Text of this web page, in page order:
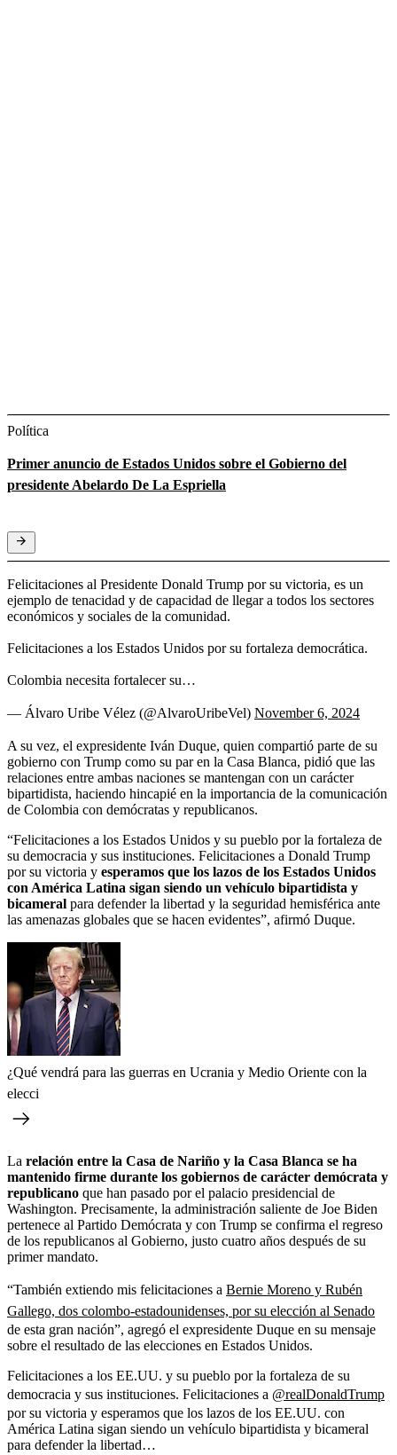
Política
Primer anuncio de Estados Unidos sobre el Gobierno del
presidente Abelardo De La Espriella
Felicitaciones al Presidente Donald Trump por su victoria, es un
ejemplo de tenacidad y de capacidad de llegar a todos los sectores
económicos y sociales de la comunidad.
Felicitaciones a los Estados Unidos por su fortaleza democrática.
Colombia necesita fortalecer su…
— Álvaro Uribe Vélez (@AlvaroUribeVel) November 6, 2024
A su vez, el expresidente Iván Duque, quien compartió parte de su
gobierno con Trump como su par en la Casa Blanca, pidió que las
relaciones entre ambas naciones se mantengan con un carácter
bipartidista, haciendo hincapié en la importancia de la comunicación
de Colombia con demócratas y republicanos.
“Felicitaciones a los Estados Unidos y su pueblo por la fortaleza de
su democracia y sus instituciones. Felicitaciones a Donald Trump
por su victoria y esperamos que los lazos de los Estados Unidos
con América Latina sigan siendo un vehículo bipartidista y
bicameral para defender la libertad y la seguridad hemisférica ante
las amenazas globales que se hacen evidentes”, afirmó Duque.
¿Qué vendrá para las guerras en Ucrania y Medio Oriente con la
elecci
La relación entre la Casa de Nariño y la Casa Blanca se ha
mantenido firme durante los gobiernos de carácter demócrata y
republicano que han pasado por el palacio presidencial de
Washington. Precisamente, la administración saliente de Joe Biden
pertenece al Partido Demócrata y con Trump se confirma el regreso
de los republicanos al Gobierno, justo cuatro años después de su
primer mandato.
“También extiendo mis felicitaciones a Bernie Moreno y Rubén
Gallego, dos colombo-estadounidenses, por su elección al Senado
de esta gran nación”, agregó el expresidente Duque en su mensaje
sobre el resultado de las elecciones en Estados Unidos.
Felicitaciones a los EE.UU. y su pueblo por la fortaleza de su
democracia y sus instituciones. Felicitaciones a @realDonaldTrump
por su victoria y esperamos que los lazos de los EE.UU. con
América Latina sigan siendo un vehículo bipartidista y bicameral
para defender la libertad…